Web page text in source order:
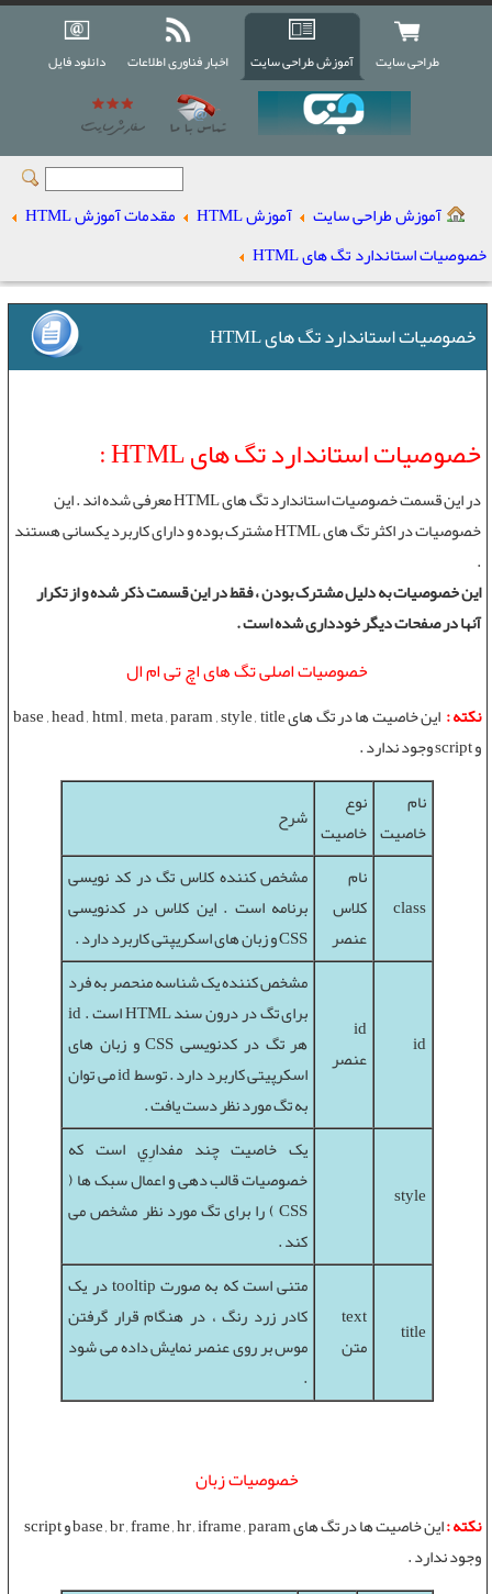
طراحی سایت آموزش طراحی سایت اخبار فناوری اطلاعات دانلود فایل
آموزش طراحی سایت آموزش HTML
مقدمات آموزش HTML
خصوصيات استاندارد تگ های HTML
خصوصيات استاندارد تگ های HTML
خصوصيات استاندارد تگ های HTML :
در اين قسمت خصوصيات استاندارد تگ های HTML معرفی شده اند . اين
خصوصيات در اکثرتگ های HTML
مشترک بوده و دارای کاربرد يکسانی هستند
.
اين خصوصيات به دليل مشترک بودن ، فقط در اين قسمت ذکر شده و از تکرار
آنها در صفحات ديگر خودداری شده است .
خصوصيات اصلی تگ های اچ تی ام ال
نکته :
اين خاصيت ها در تگ های base , head , html , meta , param , style , title
و script وجود ندارد .
نام
خاصيت
نوع
خاصيت شرح
class
نام
کلاس
عنصر
مشخص کننده کلاس تگ در کد نويسی
برنامه است . اين کلاس در کدنويسی
CSS و زبان های اسکريپتی کاربرد دارد .
id
id
عنصر
مشخص کننده يک شناسه منحصر به فرد
برای تگ در درون سند HTML است . id
هر تگ در کدنويسی CSS و زبان های
اسکرپيتی کاربرد دارد . توسط id می توان
به تگ مورد نظر دست يافت .
style
يک خاصيت چند مفدارِي است که
خصوصيات قالب دهی و اعمال سبک ها (
CSS ) را برای تگ مورد نظر مشخص می
کند .
title
text
متن
متنی است که به صورت tooltip در يک
کادر زرد رنگ ، در هنگام قرار گرفتن
موس بر روی عنصر نمايش داده می شود
.
خصوصيات زبان
نکته :
اين خاصيت ها در تگ های base , br , frame , hr , iframe , param و script
وجود ندارد .